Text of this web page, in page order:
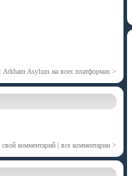
Arkham Asylum на всех платформах >
свой комментарий | все комментарии >